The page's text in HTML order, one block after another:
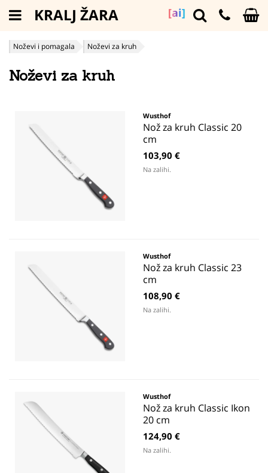
[ai]
KRALJ ŽARA
Noževi i pomagala Noževi za kruh
Noževi za kruh
Wusthof
Nož za kruh Classic 20
cm
103,90 €
Na zalihi.
Wusthof
Nož za kruh Classic 23
cm
108,90 €
Na zalihi.
Wusthof
Nož za kruh Classic Ikon
20 cm
124,90 €
Na zalihi.